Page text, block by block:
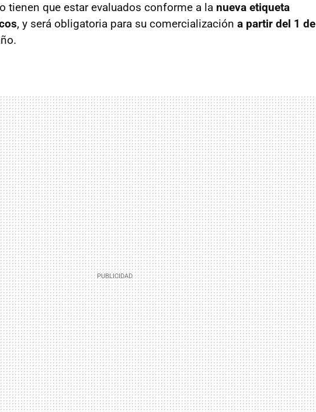
tienen que estar evaluados conforme a la nueva etiqueta
, y será obligatoria para su comercialización a partir del 1 de